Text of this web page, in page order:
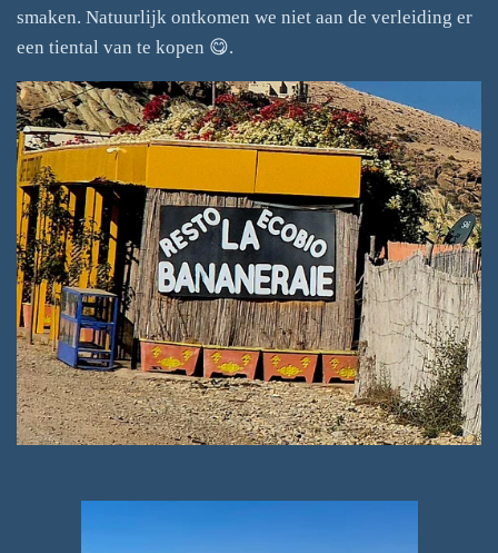
smaken. Natuurlijk ontkomen we niet aan de verleiding er
een tiental van te kopen 😋.